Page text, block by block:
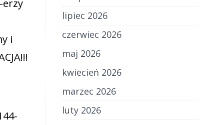
erzy
i
lipiec 2026
czerwiec 2026
maj 2026
kwiecień 2026
marzec 2026
luty 2026